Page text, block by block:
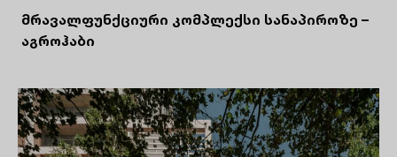
მრავალფუნქციური კომპლექსი სანაპიროზე –
აგროჰაბი